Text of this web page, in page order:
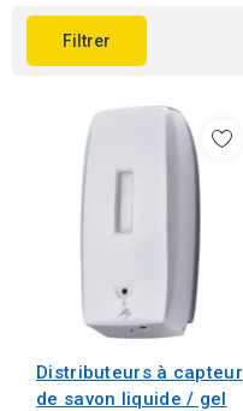
Filtrer
Distributeurs à capteur
de savon liquide / gel